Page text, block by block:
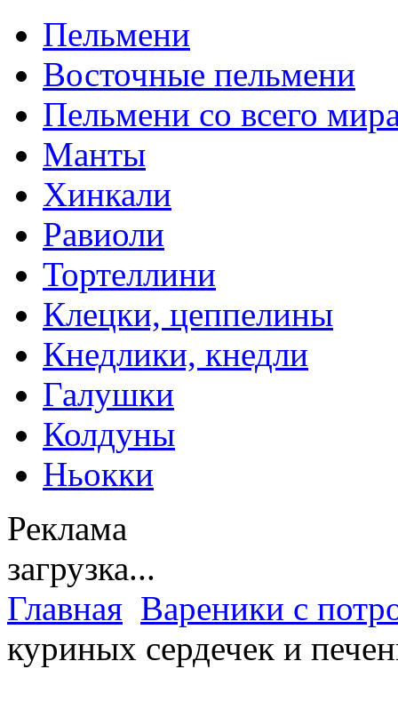
Пельмени
Восточные пельмени
Пельмени со всего
Манты
Хинкали
Равиоли
Тортеллини
Клецки, цеппелины
Кнедлики, кнедли
Галушки
Колдуны
Ньокки
Реклама
загрузка...
Главная Вареники с
куриных сердечек и